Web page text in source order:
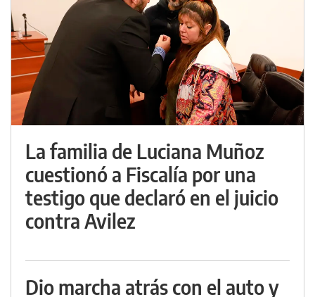
La familia de Luciana Muñoz
cuestionó a Fiscalía por una
testigo que declaró en el juicio
contra Avilez
Dio marcha atrás con el auto y